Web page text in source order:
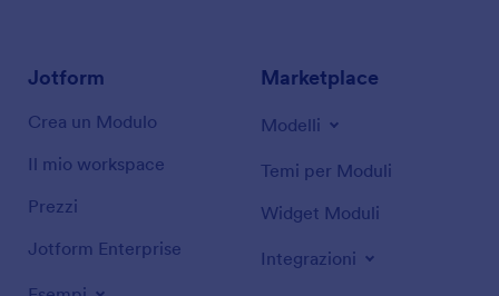
Jotform
Crea un Modulo
Il mio workspace
Prezzi
Jotform Enterprise
Marketplace
Modelli
Temi per Moduli
Widget Moduli
Integrazioni